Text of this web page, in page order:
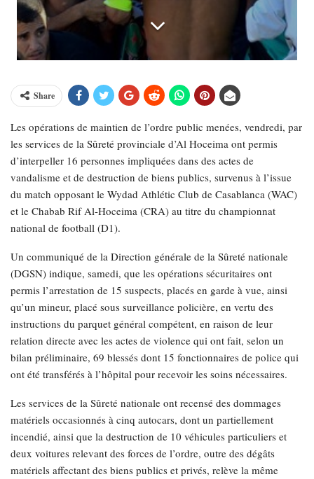
Share
Les opérations de maintien de l’ordre public menées, vendredi, par
les services de la Sûreté provinciale d’Al Hoceima ont permis
d’interpeller 16 personnes impliquées dans des actes de
vandalisme et de destruction de biens publics, survenus à l’issue
du match opposant le Wydad Athlétic Club de Casablanca (WAC)
et le Chabab Rif Al-Hoceima (CRA) au titre du championnat
national de football (D1).
Un communiqué de la Direction générale de la Sûreté nationale
(DGSN) indique, samedi, que les opérations sécuritaires ont
permis l’arrestation de 15 suspects, placés en garde à vue, ainsi
qu’un mineur, placé sous surveillance policière, en vertu des
instructions du parquet général compétent, en raison de leur
relation directe avec les actes de violence qui ont fait, selon un
bilan préliminaire, 69 blessés dont 15 fonctionnaires de police qui
ont été transférés à l’hôpital pour recevoir les soins nécessaires.
Les services de la Sûreté nationale ont recensé des dommages
matériels occasionnés à cinq autocars, dont un partiellement
incendié, ainsi que la destruction de 10 véhicules particuliers et
deux voitures relevant des forces de l’ordre, outre des dégâts
matériels affectant des biens publics et privés, relève la même